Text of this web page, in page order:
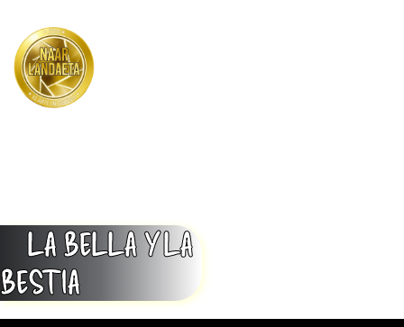
LA BELLA Y LA
BESTIA